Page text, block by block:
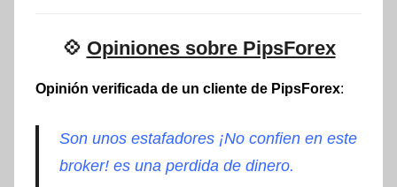
💠 Opiniones sobre PipsForex
Opinión verificada de un cliente de PipsForex:
Son unos estafadores ¡No confien en este
broker! es una perdida de dinero.